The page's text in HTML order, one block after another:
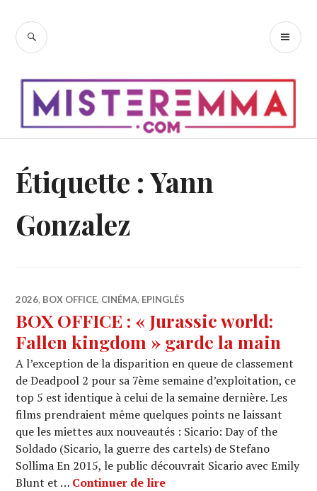
contenu
RECHERCHE
Étiquette :Yann
Gonzalez
2026, BOX OFFICE, CINÉMA, EPINGLÉS
BOX OFFICE : « Jurassic world:
Fallen kingdom » garde la main
A l’exception de la disparition en queue de classement
de Deadpool 2 pour sa 7ème semaine d’exploitation, ce
top 5 est identique à celui de la semaine dernière. Les
films prendraient même quelques points ne laissant
que les miettes aux nouveautés : Sicario: Day of the
Soldado (Sicario, la guerre des cartels) de Stefano
Sollima En 2015, le public découvrait Sicario avec Emily
Blunt et … Continuer de lireBOX OFFICE : « Jurassic